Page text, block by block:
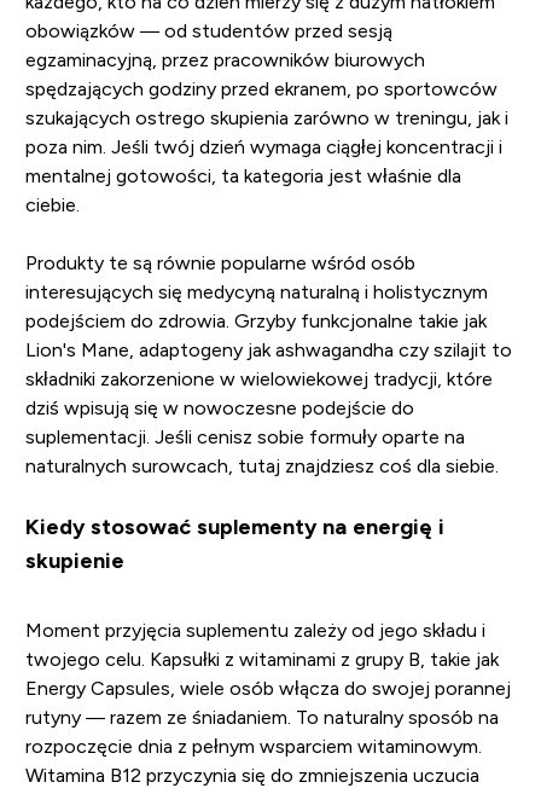
obowiązków — od studentów przed sesją
egzaminacyjną, przez pracowników biurowych
spędzających godziny przed ekranem, po sportowców
szukających ostrego skupienia zarówno w treningu, jak i
poza nim. Jeśli twój dzień wymaga ciągłej koncentracji i
mentalnej gotowości, ta kategoria jest właśnie dla
ciebie.
Produkty te są równie popularne wśród osób
interesujących się medycyną naturalną i holistycznym
podejściem do zdrowia. Grzyby funkcjonalne takie jak
Lion's Mane, adaptogeny jak ashwagandha czy szilajit to
składniki zakorzenione w wielowiekowej tradycji, które
dziś wpisują się w nowoczesne podejście do
suplementacji. Jeśli cenisz sobie formuły oparte na
naturalnych surowcach, tutaj znajdziesz coś dla siebie.
Kiedy stosować suplementy na energię i
skupienie
Moment przyjęcia suplementu zależy od jego składu i
twojego celu. Kapsułki z witaminami z grupy B, takie jak
Energy Capsules, wiele osób włącza do swojej porannej
rutyny — razem ze śniadaniem. To naturalny sposób na
rozpoczęcie dnia z pełnym wsparciem witaminowym.
Witamina B12 przyczynia się do zmniejszenia uczucia